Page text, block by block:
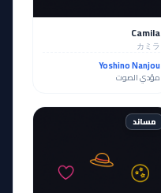
Camila
カミラ
Yoshino Nanjou
مؤدي الصوت
مساند